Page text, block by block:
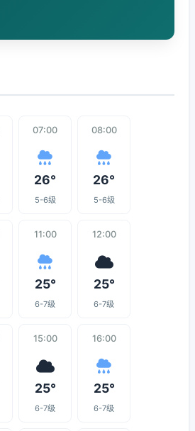
07:00
26°
5-6级
08:00
26°
5-6级
11:00
25°
6-7级
12:00
25°
6-7级
15:00
25°
6-7级
16:00
25°
6-7级